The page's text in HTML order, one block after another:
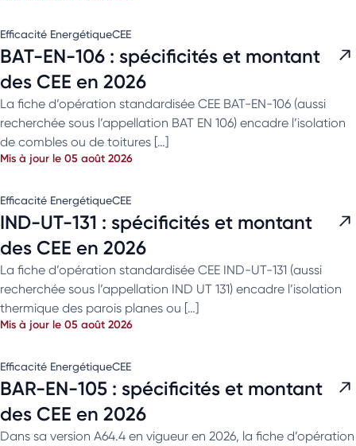
Efficacité EnergétiqueCEE
BAT-EN-106 : spécificités et montant
des CEE en 2026
La fiche d’opération standardisée CEE BAT-EN-106 (aussi
recherchée sous l’appellation BAT EN 106) encadre l’isolation
de combles ou de toitures […]
Mis à jour le 05 août 2026
Efficacité EnergétiqueCEE
IND-UT-131 : spécificités et montant
des CEE en 2026
La fiche d’opération standardisée CEE IND-UT-131 (aussi
recherchée sous l’appellation IND UT 131) encadre l’isolation
thermique des parois planes ou […]
Mis à jour le 05 août 2026
Efficacité EnergétiqueCEE
BAR-EN-105 : spécificités et montant
des CEE en 2026
Dans sa version A64.4 en vigueur en 2026, la fiche d’opération